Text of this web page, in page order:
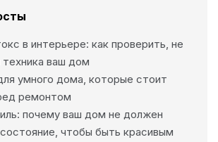
в интерьере: как проверить, не
техника ваш дом
умного дома, которые стоит
ремонтом
почему ваш дом не должен
чтобы быть красивым